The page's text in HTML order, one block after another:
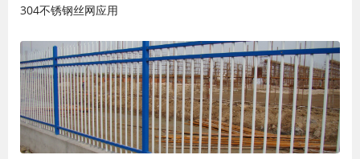
304不锈钢丝网应用